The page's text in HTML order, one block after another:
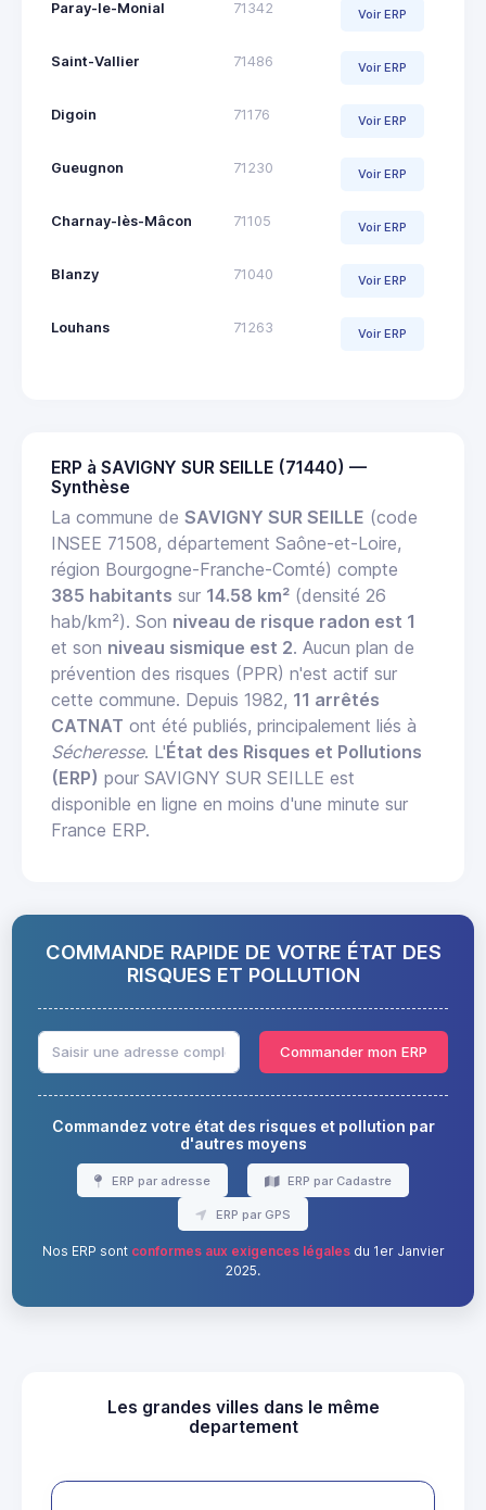
Paray-le-Monial 71342 Voir ERP
Saint-Vallier 71486 Voir ERP
Digoin 71176 Voir ERP
Gueugnon 71230 Voir ERP
Charnay-lès-Mâcon 71105 Voir ERP
Blanzy 71040 Voir ERP
Louhans 71263 Voir ERP
ERP à SAVIGNY SUR SEILLE (71440) —
Synthèse
La commune de SAVIGNY SUR SEILLE (code
INSEE 71508, département Saône-et-Loire,
région Bourgogne-Franche-Comté) compte
385 habitants sur 14.58 km² (densité 26
hab/km²). Son niveau de risque radon est 1
et son niveau sismique est 2. Aucun plan de
prévention des risques (PPR) n'est actif sur
cette commune. Depuis 1982, 11 arrêtés
CATNAT ont été publiés, principalement liés à
Sécheresse. L'État des Risques et Pollutions
(ERP) pour SAVIGNY SUR SEILLE est
disponible en ligne en moins d'une minute sur
France ERP.
COMMANDE RAPIDE DE VOTRE ÉTAT DES
RISQUES ET POLLUTION
Commander mon ERP
Commandez votre état des risques et pollution par
d'autres moyens
ERP par adresse ERP par Cadastre
ERP par GPS
Nos ERP sont conformes aux exigences légalesdu 1er Janvier
2025.
Les grandes villes dans le même
departement